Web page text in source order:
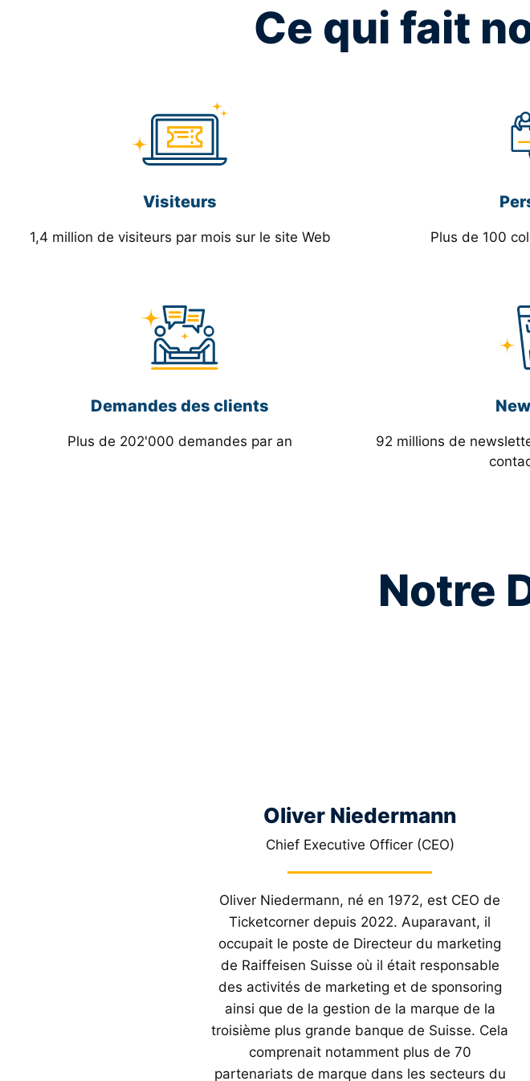
Ce qui fait
Visiteurs
1,4 million de visiteurs par mois sur le site Web Plus de 100
Demandes des clients
Plus de 202'000 demandes par an
92 millions de
Notre
Oliver Niedermann
Chief Executive Officer (CEO)
Oliver Niedermann, né en 1972, est CEO de
Ticketcorner depuis 2022. Auparavant, il
occupait le poste de Directeur du marketing
de Raiffeisen Suisse où il était responsable
des activités de marketing et de sponsoring
ainsi que de la gestion de la marque de la
troisième plus grande banque de Suisse. Cela
comprenait notamment plus de 70
partenariats de marque dans les secteurs du